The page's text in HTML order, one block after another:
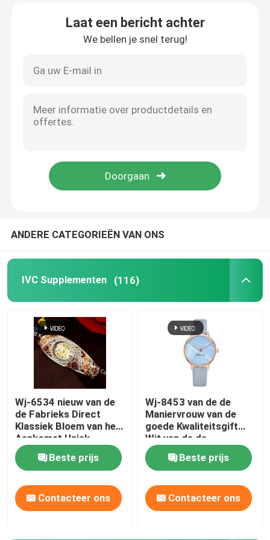
Kwaliteitscontrole
Contacteer ons
Gevallen
Glucosaminesupplementen
Vitamine Csupplement
Multivitaminsupplementen
Het Supplement van de beengezondheid
Kruidenvoedselsupplement
De Supplementen van de energiesteun
Laat een bericht achter
We bellen je snel terug!
ANDERE CATEGORIEËN VAN ONS
IVC Supplementen (116)
Wj-6534 nieuw van de
de Fabrieks Direct
Klassiek Bloem van het
Aankomst Uniek
Ontwerp de
Armbandhorloge
Beste prijs
Contacteer ons
Wj-8453 van de de
Maniervrouw van de
goede Kwaliteitsgift
Wit van de de
LegeringsHorlogekast
van de het Leerband de
Riemhorloge
Beste prijs
Contacteer ons